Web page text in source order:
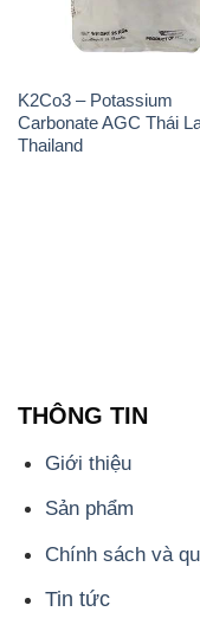
K2Co3 – Potassium
Carbonate AGC Thái
Thailand
THÔNG TIN
Giới thiệu
Sản phẩm
Chính sách và
Tin tức